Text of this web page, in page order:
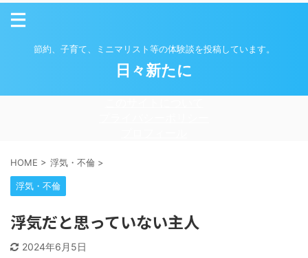
節約、子育て、ミニマリスト等の体験談を投稿しています。
日々新たに
HOME > 浮気・不倫 >
浮気・不倫
浮気だと思っていない主人
2024年6月5日